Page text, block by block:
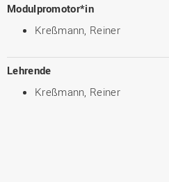
Modulpromotor*in
Kreßmann, Reiner
Lehrende
Kreßmann, Reiner